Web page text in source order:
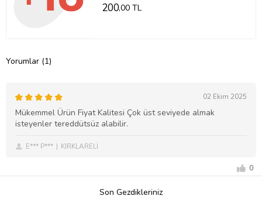
200,00 TL
Yorumlar (1)
02 Ekim 2025
Mükemmel Ürün Fiyat Kalitesi Çok üst seviyede almak
isteyenler tereddütsüz alabilir.
E*** P*** KIRKLARELİ
0
Son Gezdikleriniz